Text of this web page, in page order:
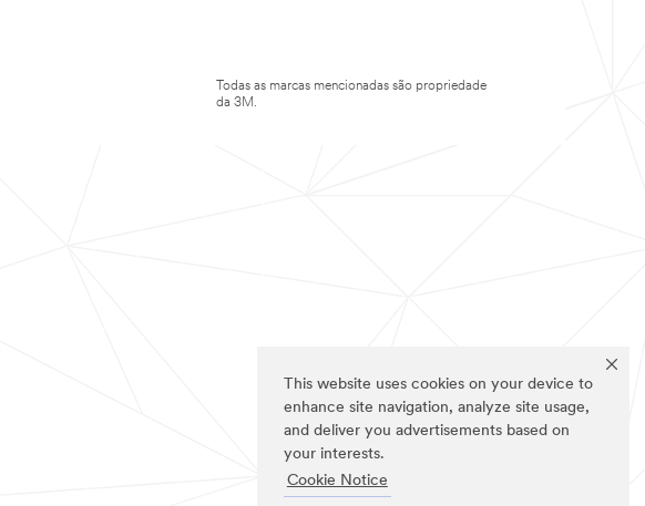
This website uses cookies on your device to
enhance site navigation, analyze site usage,
and deliver you advertisements based on
your interests.
Cookie Notice
Todas as marcas mencionadas são propriedade
da 3M.